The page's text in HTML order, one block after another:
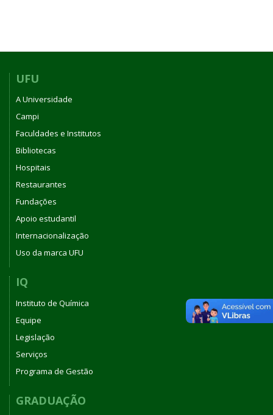
UFU
A Universidade
Campi
Faculdades e Institutos
Bibliotecas
Hospitais
Restaurantes
Fundações
Apoio estudantil
Internacionalização
Uso da marca UFU
IQ
Instituto de Química
Equipe
Legislação
Serviços
Programa de Gestão
GRADUAÇÃO